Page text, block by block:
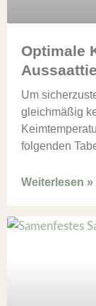
Optimale
Um
gleichmäßig
folgenden
Weiterlesen »